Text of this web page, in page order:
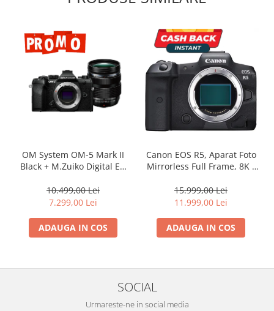
OM System OM-5 Mark II
Black + M.Zuiko Digital ED
Kit – camera mirrorless
Micro Four Thirds 20.4MP
10.499,00 Lei
7.299,00 Lei
ADAUGA IN COS
Canon EOS R5, Aparat Foto
Mirrorless Full Frame, 8K -
15.999,00 Lei
11.999,00 Lei
ADAUGA IN COS
SOCIAL
Urmareste-ne in social media